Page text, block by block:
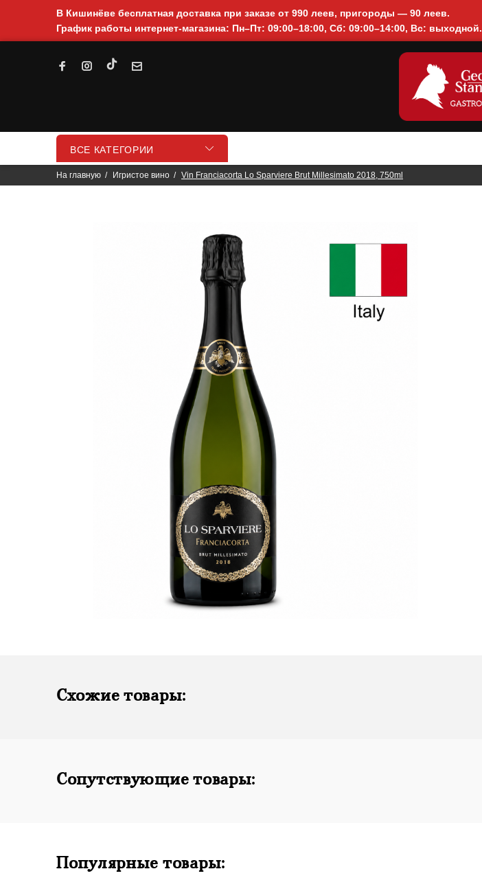
В Кишинёве бесплатная доставка при заказе от 990 леев, пригороды — 90 леев.
График работы интернет-магазина: Пн–Пт: 09:00–18:00, Сб: 09:00–14:00, Вс: выходной.
ВСЕ КАТЕГОРИИ
На главную Игристое вино Vin Franciacorta Lo Sparviere Brut Millesimato 2018, 750ml
Схожие товары:
Сопутствующие товары:
Популярные товары: